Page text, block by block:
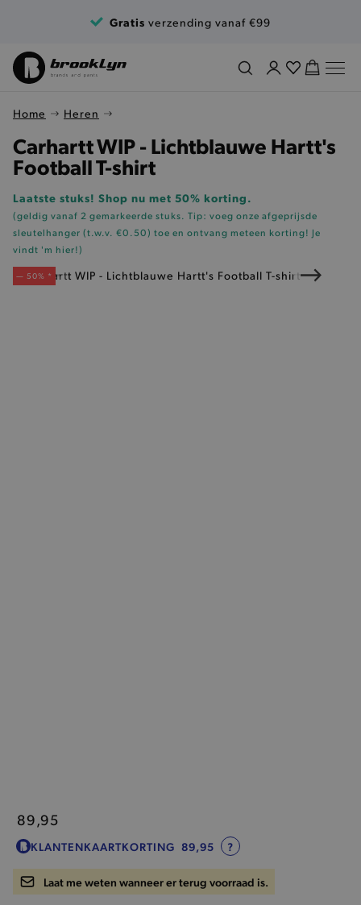
Gratis verzending vanaf €99
Home Heren
Carhartt WIP - Lichtblauwe Hartt's
Football T-shirt
Laatste stuks! Shop nu met 50% korting.
(geldig vanaf 2 gemarkeerde stuks. Tip: voeg onze afgeprijsde
sleutelhanger (t.w.v. €0.50) toe en ontvang meteen korting! Je
vindt 'm hier!)
— 50% *
89,95
KLANTENKAARTKORTING 89,95 ?
Laat me weten wanneer er terug voorraad is.